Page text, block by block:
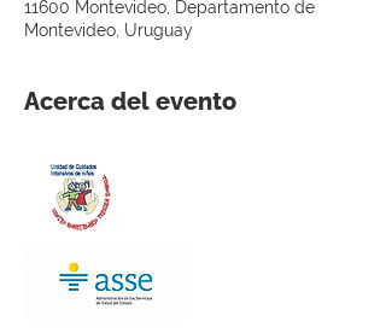
11600 Montevideo, Departamento de
Montevideo, Uruguay
Acerca del evento